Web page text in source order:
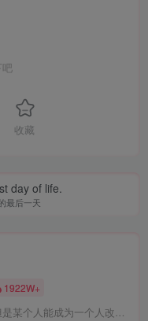
吧
收藏
day of life.
最后一天
1922W+
没人能改变另一个人，但是某个人能成为一个人改变的原因